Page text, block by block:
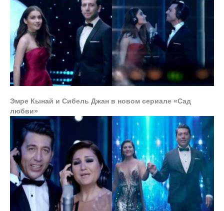
Эмре Кынай и Сибель Джан в новом сериале «Сад
любви»